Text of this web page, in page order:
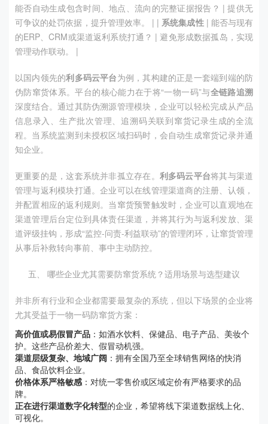
能否自动生成包含时间、地点、流向的完整证据报告？ | 提供无
可争议的处罚依据，提升管理效率。 | | 系统集成性| 能否与现有
的ERP、CRM或渠道返利系统打通？ | 避免形成数据孤岛，实现
管理动作联动。 |
以国内领先的利多码云平台为例，其构建的正是一套端到端的防
伪防窜货体系。平台的核心能力在于将“一物一码”与全链路追溯
深度结合。通过其防伪溯源管理模块，企业可以轻松完成从产品
信息录入、生产批次管理、追溯码关联到窜货记录生成的全流
程。当系统监测到未授权区域扫码时，会自动生成窜货记录并通
知企业。
更重要的是，这套系统并非孤立存在。 利多码云平台将其与渠道
管理与返利模块打通。企业可以在线管理渠道商的注册、认领，
并配置相应的返利规则。当窜货预警触发时，企业可以直观地在
渠道管理后台定位到具体责任渠道，并将其行为与返利发放、渠
道评级挂钩，形成“监控-问责-利益联动”的管理闭环，让窜货管理
从事后补救转向事前、事中主动防控。
五、 哪些企业尤其需要防窜货系统？适用场景与选型建议
并非所有行业和企业都需要最复杂的系统，但以下场景的企业将
尤其受益于一物一码防窜货方案：
高价值或易假冒产品 ：如酒水饮料、保健品、电子产品、美妆个
护。这些产品价差大、假冒动机强。
渠道层级复杂、地域广阔 ：拥有全国乃至全球销售网络的快消
品、食品饮料企业。
价格体系严格敏感 ：对统一零售价或区域定价有严格要求的品
牌。
正在进行渠道数字化转型的企业，希望将线下渠道数据线上化、
可视化。